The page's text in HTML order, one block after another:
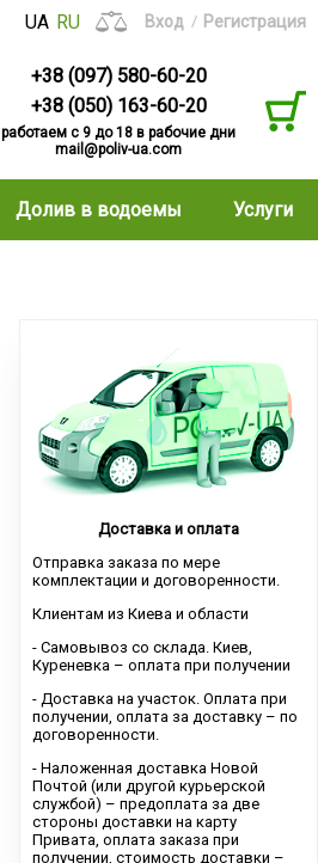
UA RU Вход Регистрация
+38 (097) 580-60-20
+38 (050) 163-60-20
работаем с 9 до 18 в рабочие дни
mail@poliv-ua.com
Долив в водоемы Услуги
Доставка и оплата
Отправка заказа по мере
комплектации и договоренности.
Клиентам из Киева и области
- Самовывоз со склада. Киев,
Куреневка – оплата при получении
- Доставка на участок. Оплата при
получении, оплата за доставку – по
договоренности.
- Наложенная доставка Новой
Почтой (или другой курьерской
службой) – предоплата за две
стороны доставки на карту
Привата, оплата заказа при
получении, стоимость доставки –